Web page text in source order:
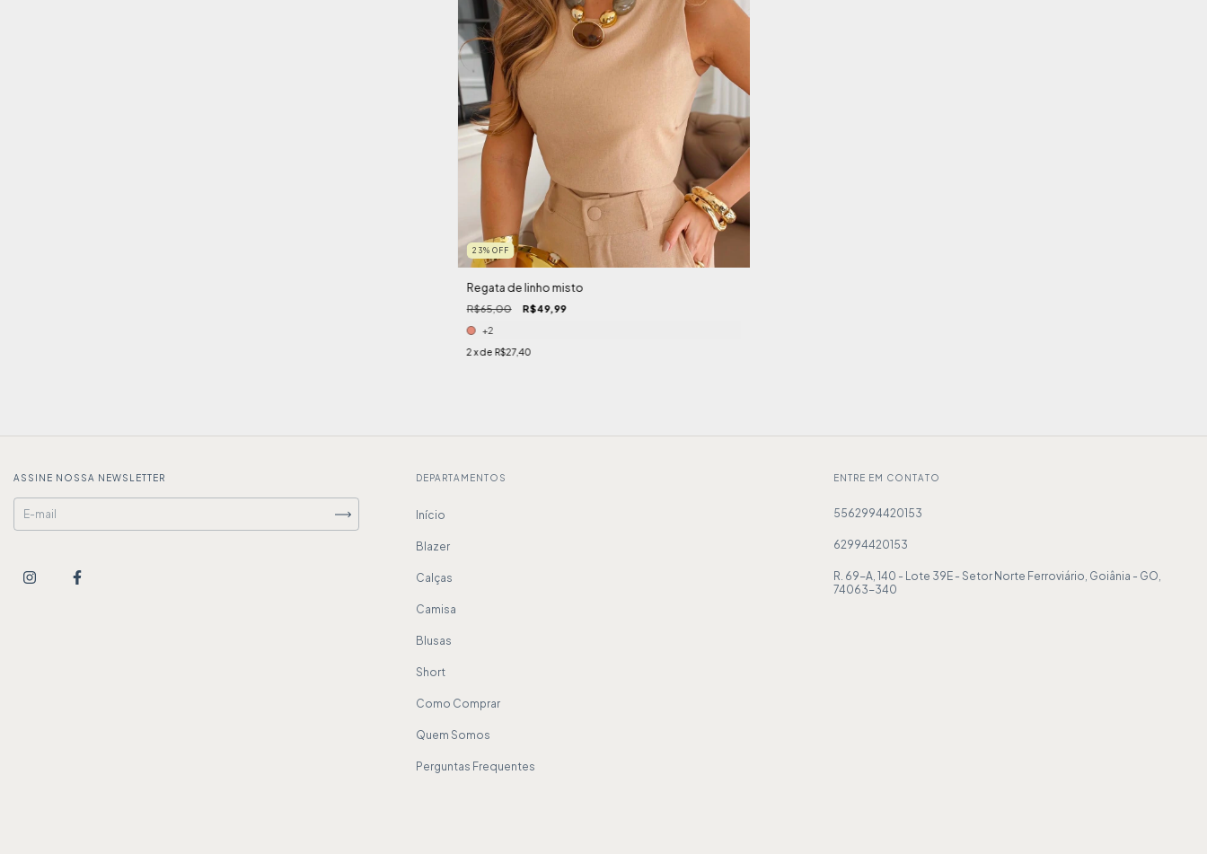
23% OFF
Regata de linho misto
R$65,00 R$49,99
+2
2 x de R$27,40
ASSINE NOSSA NEWSLETTER DEPARTAMENTOS
Início
Blazer
Calças
Camisa
Blusas
Short
Como Comprar
Quem Somos
Perguntas Frequentes
ENTRE EM CONTATO
5562994420153
62994420153
R. 69-A, 140 - Lote 39E - Setor Norte Ferroviário, Goiânia - GO,
74063-340